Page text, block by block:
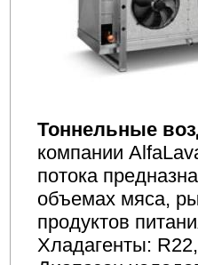
Тоннельные
компании
потока
объемах мяса,
продуктов
Хладагенты: